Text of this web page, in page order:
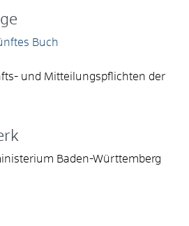
Buch
und Mitteilungspflichten der
Baden-Württemberg